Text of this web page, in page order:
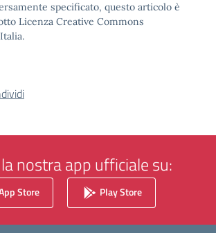
specificato, questo articolo è
Licenza Creative Commons
nostra app ufficiale su:
Store Play Store